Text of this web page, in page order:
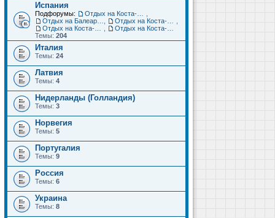
Испания
Подфорумы:
Темы: 204
Италия
Темы: 24
Латвия
Темы: 4
Нидерланды (Голландия)
Темы: 3
Норвегия
Темы: 5
Португалия
Темы: 9
Россия
Темы: 6
Украина
Темы: 8